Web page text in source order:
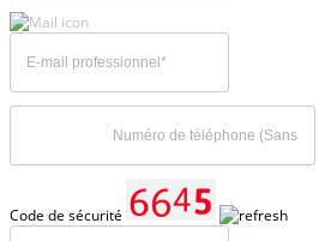
Code de sécurité